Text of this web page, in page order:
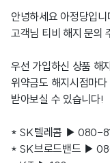
안녕하세요 아정당입
고객님 티비 해지 문의
우선 가입하신 상품 해
위약금도 해지시점마
받아보실 수 있습니다!
* SK텔레콤 ▶ 080-
* SK브로드밴드 ▶